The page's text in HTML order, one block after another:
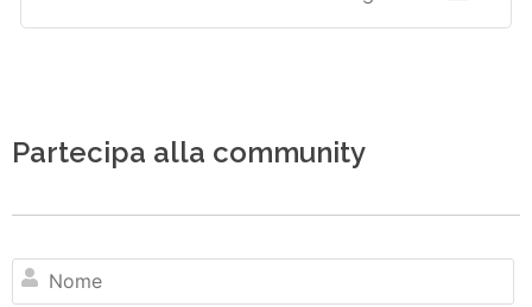
Partecipa alla community